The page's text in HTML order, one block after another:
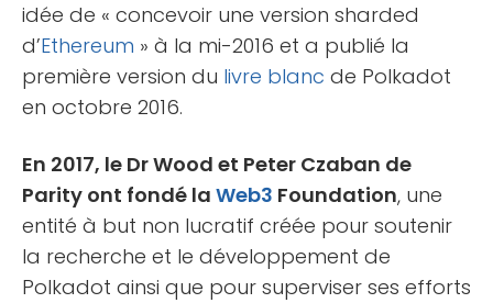
idée de « concevoir une version sharded
d’Ethereum » à la mi-2016 et a publié la
première version du livre blanc de Polkadot
en octobre 2016.
En 2017, le Dr Wood et Peter Czaban de
Parity ont fondé la Web3 Foundation, une
entité à but non lucratif créée pour soutenir
la recherche et le développement de
Polkadot ainsi que pour superviser ses efforts